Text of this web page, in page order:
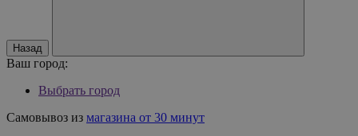
Назад
Ваш город:
Выбрать город
Самовывоз из магазина от 30 минут